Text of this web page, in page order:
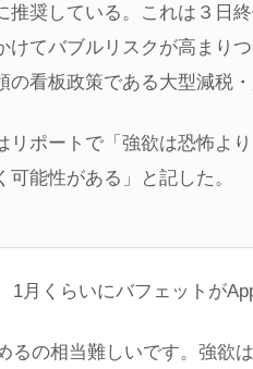
推奨している。これは３日
けてバブルリスクが高まり
の看板政策である大型減税
ポートで「強欲は恐怖より
可能性がある」と記した。
1月くらいにバフェットが
るの相当難しいです。強欲